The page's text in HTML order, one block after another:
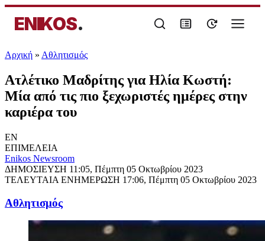
ENIKOS.
Αρχική » Αθλητισμός
Ατλέτικο Μαδρίτης για Ηλία Κωστή:
Μία από τις πιο ξεχωριστές ημέρες στην
καριέρα του
EN
ΕΠΙΜΕΛΕΙΑ
Enikos Newsroom
ΔΗΜΟΣΙΕΥΣΗ 11:05, Πέμπτη 05 Οκτωβρίου 2023
ΤΕΛΕΥΤΑΙΑ ΕΝΗΜΕΡΩΣΗ 17:06, Πέμπτη 05 Οκτωβρίου 2023
Αθλητισμός